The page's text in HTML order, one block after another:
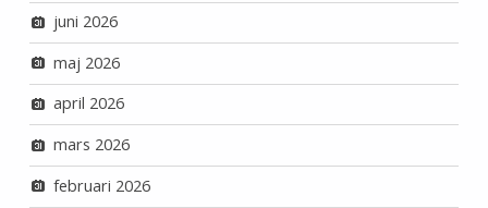
juni 2026
maj 2026
april 2026
mars 2026
februari 2026